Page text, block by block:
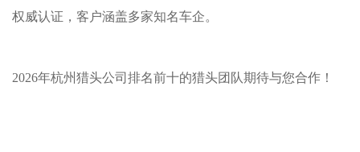
权威认证，客户涵盖多家知名车企。
2026年杭州猎头公司排名前十的猎头团队期待与您合作！